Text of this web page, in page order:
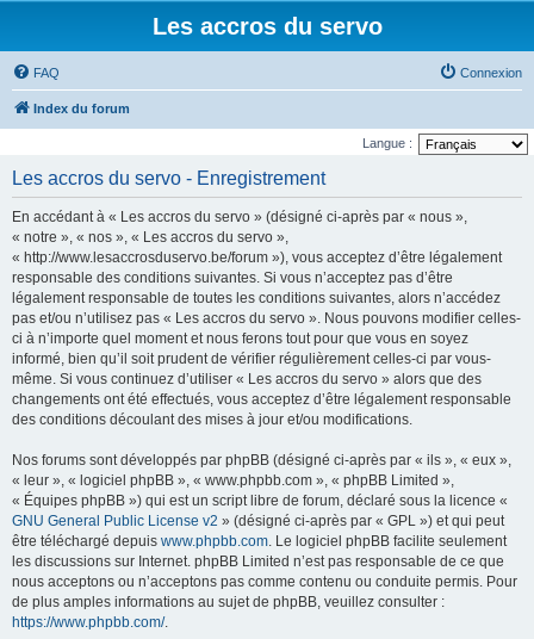
Les accros du servo
FAQ Connexion
Index du forum
Langue :
Les accros du servo - Enregistrement
En accédant à « Les accros du servo » (désigné ci-après par « nous »,
« notre », « nos », « Les accros du servo »,
« http://www.lesaccrosduservo.be/forum »), vous acceptez d’être légalement
responsable des conditions suivantes. Si vous n’acceptez pas d’être
légalement responsable de toutes les conditions suivantes, alors n’accédez
pas et/ou n’utilisez pas « Les accros du servo ». Nous pouvons modifier celles-
ci à n’importe quel moment et nous ferons tout pour que vous en soyez
informé, bien qu’il soit prudent de vérifier régulièrement celles-ci par vous-
même. Si vous continuez d’utiliser « Les accros du servo » alors que des
changements ont été effectués, vous acceptez d’être légalement responsable
des conditions découlant des mises à jour et/ou modifications.
Nos forums sont développés par phpBB (désigné ci-après par « ils », « eux »,
« leur », « logiciel phpBB », « www.phpbb.com », « phpBB Limited »,
« Équipes phpBB ») qui est un script libre de forum, déclaré sous la licence «
GNU General Public License v2 » (désigné ci-après par « GPL ») et qui peut
être téléchargé depuis www.phpbb.com. Le logiciel phpBB facilite seulement
les discussions sur Internet. phpBB Limited n’est pas responsable de ce que
nous acceptons ou n’acceptons pas comme contenu ou conduite permis. Pour
de plus amples informations au sujet de phpBB, veuillez consulter :
https://www.phpbb.com/.